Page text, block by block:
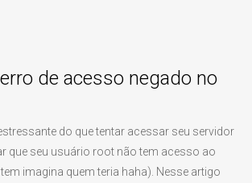
de acesso negado no
do que tentar acessar seu servidor
que seu usuário root não tem acesso ao
imagina quem teria haha). Nesse artigo